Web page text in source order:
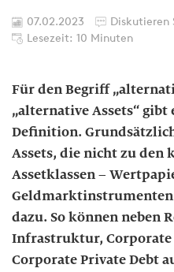
07.02.2023
Diskutieren
Lesezeit: 10 Minuten
Für den Begriff
„alternative Assets“
Definition.
Assets, die nicht zu den
Assetklassen –
Geldmarktinstrumenten
dazu. So können neben
Infrastruktur, Corporate
Corporate Private Debt